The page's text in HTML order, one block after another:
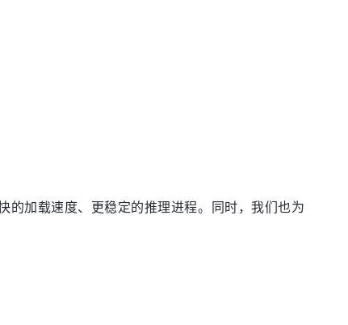
的加载速度、更稳定的推理进程。同时，我们也为